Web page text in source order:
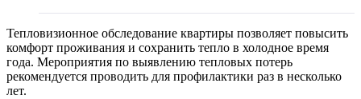
Тепловизионное обследование квартиры позволяет повысить
комфорт проживания и сохранить тепло в холодное время
года. Мероприятия по выявлению тепловых потерь
рекомендуется проводить для профилактики раз в несколько
лет.